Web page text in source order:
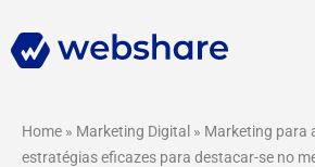
Home » Marketing Digital » Marketing para
estratégias eficazes para destacar-se no